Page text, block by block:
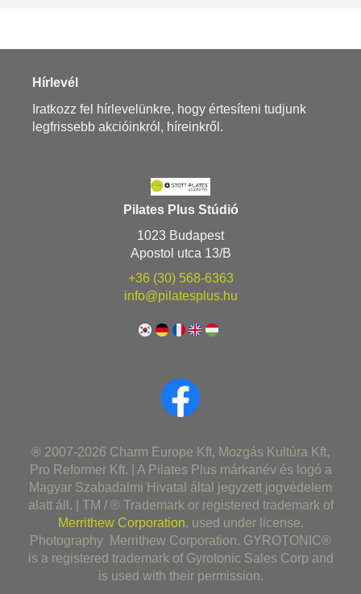
Hírlevél
Iratkozz fel hírlevelünkre, hogy értesíteni tudjunk
legfrissebb akcióinkról, híreinkről.
Pilates Plus Stúdió
1023 Budapest
Apostol utca 13/B
+36 (30) 568-6363
info@pilatesplus.hu
® 2007-2026 Charm Europe Kft, Mozgás Kultúra Kft,
Pro Reformer Kft. | A Pilates Plus márkanév és logó a
Magyar Szabadalmi Hivatal által jegyzett jogvédelem
alatt áll. | TM / ® Trademark or registered trademark of
Merrithew Corporation, used under license.
Photography Merrithew Corporation. GYROTONIC®
is a registered trademark of Gyrotonic Sales Corp and
is used with their permission.